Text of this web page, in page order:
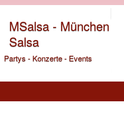
MSalsa - München
Salsa
Partys - Konzerte - Events